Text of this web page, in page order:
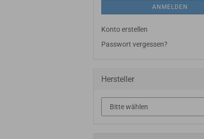
ANMELDEN
Konto erstellen
Passwort vergessen?
Hersteller